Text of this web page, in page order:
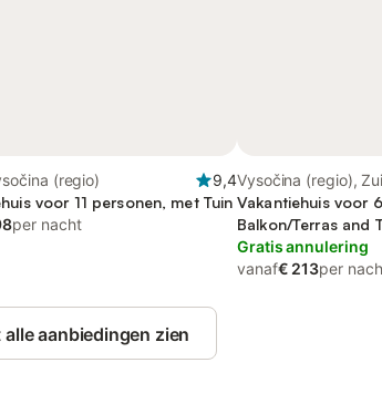
(regio)
9,4
voor 11 personen, met Tuin
per nacht
Vysočina (regio),
Vakantiehuis voor
Balkon/Terras and
Gratis annulering
vanaf€ 213per
alle aanbiedingen zien